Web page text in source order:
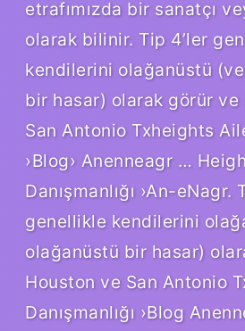
etrafımızda bir sanatçı
olarak bilinir. Tip 4’ler
kendilerini olağanüstü
bir hasar) olarak görür ve
San Antonio Txheights
›Blog› Anenneagr …
Danışmanlığı ›An-eNagr.
genellikle kendilerini
olağanüstü bir hasar)
Houston ve San Antonio
Danışmanlığı ›Blog